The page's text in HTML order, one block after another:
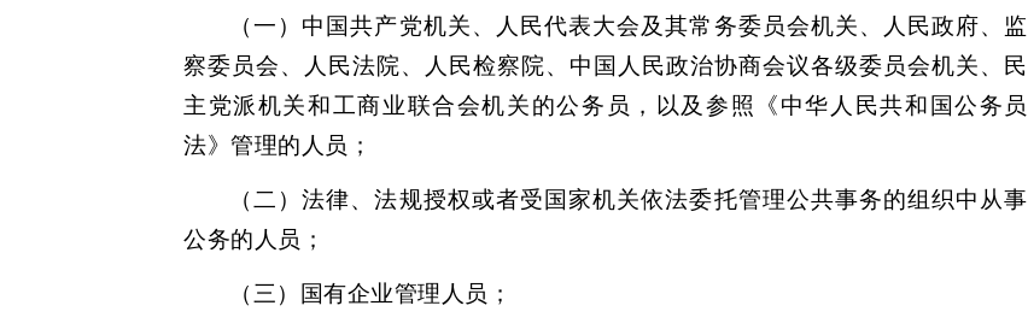
（一）中国共产党机关、人民代表大会及其常务委员会机关、人民政府、监
察委员会、人民法院、人民检察院、中国人民政治协商会议各级委员会机关、民
主党派机关和工商业联合会机关的公务员，以及参照《中华人民共和国公务员
法》管理的人员；
（二）法律、法规授权或者受国家机关依法委托管理公共事务的组织中从事
公务的人员；
（三）国有企业管理人员；